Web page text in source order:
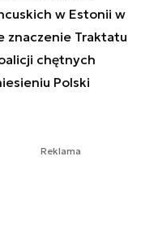
w Estonii w
znaczenie Traktatu
chętnych
Polski
Reklama